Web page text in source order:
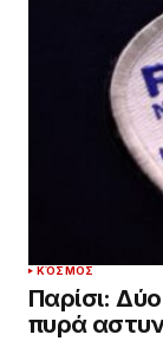
ΚΌΣΜΟΣ
Παρίσι:
πυρά